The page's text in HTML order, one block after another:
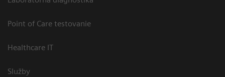
Point of Care testovanie
Healthcare IT
Služby